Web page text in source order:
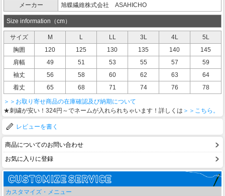
メーカー
旭蝶繊維株式会社 ASAHICHO
Size information（cm）
サイズ M L LL 3L 4L
5L
胸囲
120 125 130 135 140
145
肩幅
49 51 53 55 57
59
袖丈
56 58 60 62 63
64
着丈
65 68 71 74 76
78
＞＞お取り寄せ商品の在庫確認及び納期について
★刺繍が安い！324円～でネームが入れられちゃいます！詳しくは ＞＞こちら。
レビューを書く
商品についてのお問い合わせ
お気に入りに登録
カスタマイズ・メニュー